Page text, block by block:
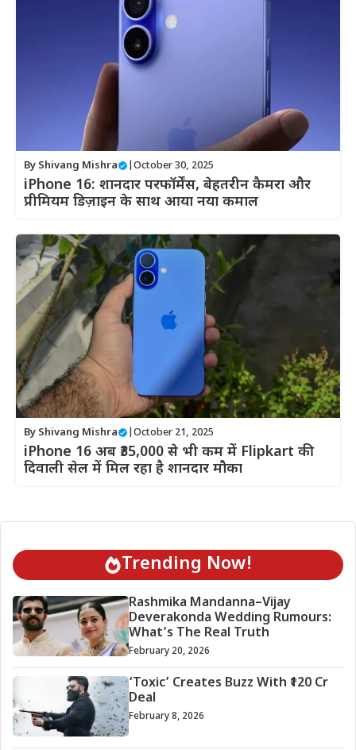
By Shivang Mishra October 30, 2025
iPhone 16: शानदार परफॉर्मेंस, बेहतरीन कैमरा और
प्रीमियम डिज़ाइन के साथ आया नया कमाल
By Shivang Mishra October 21, 2025
iPhone 16 अब ₹35,000 से भी कम में Flipkart की
दिवाली सेल में मिल रहा है शानदार मौका
Trending Now!
Rashmika Mandanna–Vijay
Deverakonda Wedding Rumours:
What’s The Real Truth
February 20, 2026
‘Toxic’ Creates Buzz With ₹120 Cr
Deal
February 8, 2026